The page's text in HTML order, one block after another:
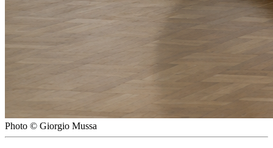
Photo © Giorgio Mussa